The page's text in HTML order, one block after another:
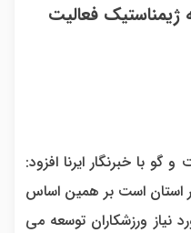
ژیمناستیک فعالیت
گو با خبرنگار ایرنا افزود:
استان است بر همین اساس
نیاز ورزشکاران توسعه می